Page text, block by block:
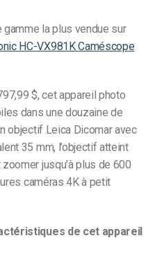
gamme la plus vendue sur
HC-VX981K Caméscope
$, cet appareil photo
dans une douzaine de
objectif Leica Dicomar avec
35 mm, l’objectif atteint
jusqu’à plus de 600
caméras 4K à petit
de cet appareil